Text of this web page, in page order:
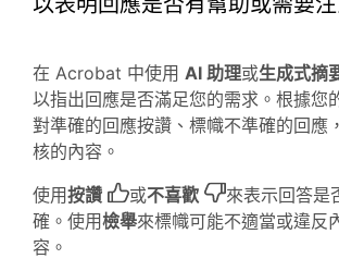
在 Acrobat 中使用 AI 助理或生成式摘
以指出回應是否滿足您的需求。根據您
對準確的回應按讚、標幟不準確的回應
核的內容。
使用按讚 或不喜歡
來表示回答是
確。使用檢舉來標幟可能不適當或違反
容。